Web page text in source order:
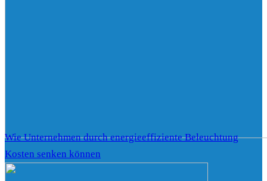
Wie Unternehmen durch energieeffiziente Beleuchtung
Kosten senken können